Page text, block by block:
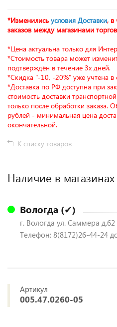
*Изменились условия Доставки, в
заказов между магазинами
*Цена актуальна только для
*Стоимость товара может
подтверждён в течение 3х дней.
*Скидка "-10, -20%" уже учтена в
*Доставка по РФ доступна при
стоимость доставки
только после обработки
рублей - минимальная цена
окончательной.
К списку товаров
Наличие в магазинах
Вологда (✔)
г. Вологда ул. Саммера д.62
Телефон: 8(8172)26-44-24
Артикул
005.47.0260-05